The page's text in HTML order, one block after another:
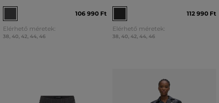
106 990 Ft
Elérhető méretek:
38 40 42 44 46
112 990 Ft
Elérhető méretek:
38 40 42 44 46